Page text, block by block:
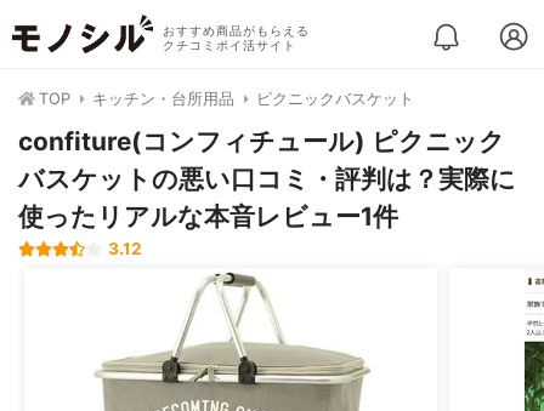
おすすめ商品がもらえる
クチコミポイ活サイト
TOP キッチン・台所用品 ピクニックバスケット
confiture(コンフィチュール) ピクニック
バスケットの悪い口コミ・評判は？実際に
使ったリアルな本音レビュー1件
3.12